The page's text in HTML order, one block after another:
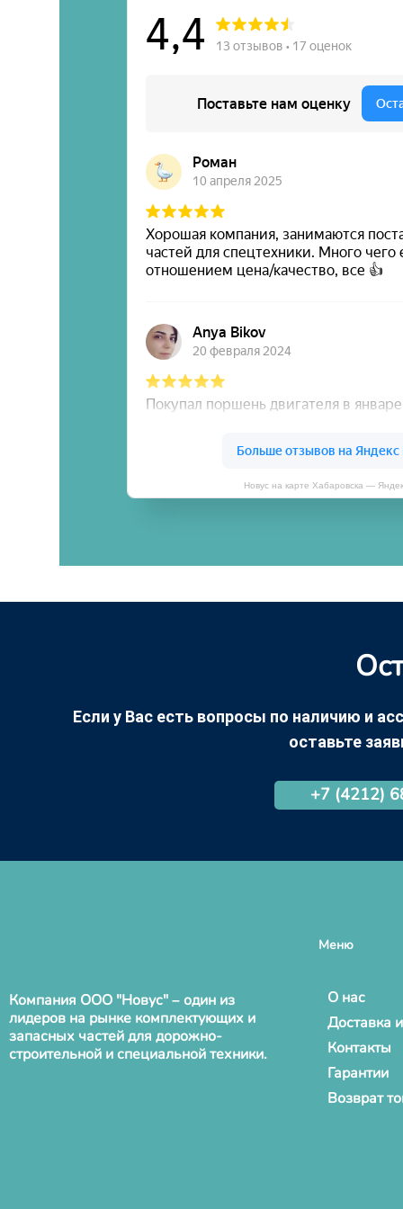
Новус на карте Хабаровска —
Если у Вас есть вопросы по наличию и
оставьте
+7 (4212)
Компания ООО "Новус" – один из
лидеров на рынке комплектующих и
запасных частей для дорожно-
строительной и специальной техники.
Меню
О нас
Доставка
Контакты
Гарантии
Возврат